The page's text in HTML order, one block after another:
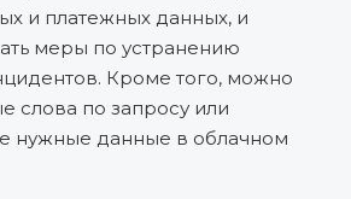
и платежных данных, и
меры по устранению
Кроме того, можно
слова по запросу или
нужные данные в облачном